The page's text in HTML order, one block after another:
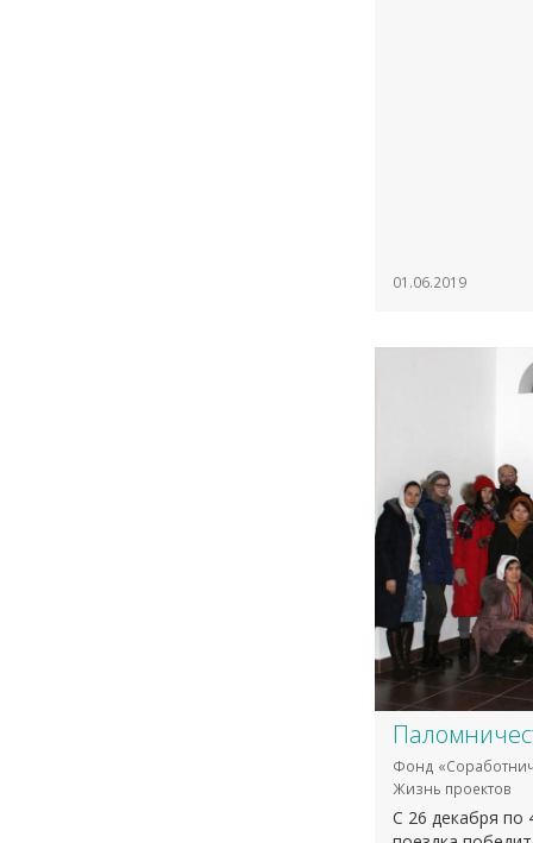
01.06.2019
Фонд
Жизнь проектов
С 26 декабря по